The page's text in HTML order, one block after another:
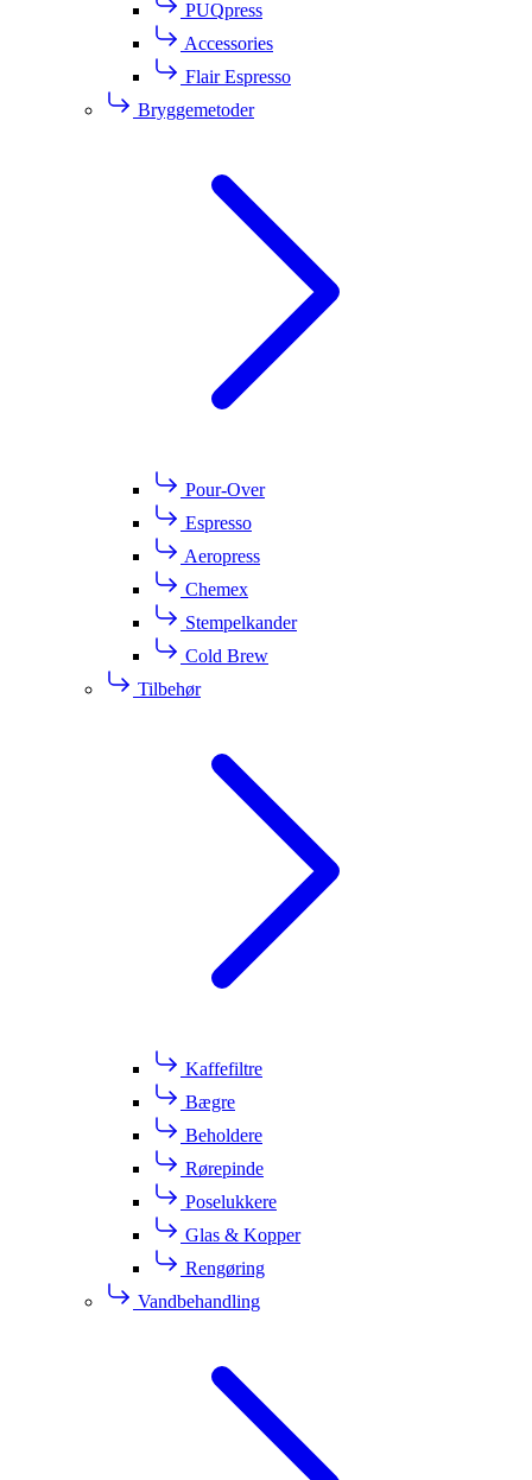
PUQpress
Accessories
Flair Espresso
Bryggemetoder
Pour-Over
Espresso
Aeropress
Chemex
Stempelkander
Cold Brew
Tilbehør
Kaffefiltre
Bægre
Beholdere
Rørepinde
Poselukkere
Glas & Kopper
Rengøring
Vandbehandling